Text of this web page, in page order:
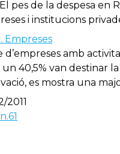
pes de la despesa en
i institucions
Empreses
d’empreses amb
un 40,5% van destinar
es mostra una
2011